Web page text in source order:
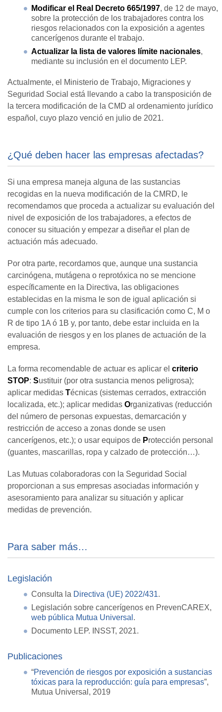
Modificar el Real Decreto 665/1997, de 12 de mayo,
sobre la protección de los trabajadores contra los
riesgos relacionados con la exposición a agentes
cancerígenos durante el trabajo.
Actualizar la lista de valores límite nacionales,
mediante su inclusión en el documento LEP.
Actualmente, el Ministerio de Trabajo, Migraciones y
Seguridad Social está llevando a cabo la transposición de
la tercera modificación de la CMD al ordenamiento jurídico
español, cuyo plazo venció en julio de 2021.
¿Qué deben hacer las empresas afectadas?
Si una empresa maneja alguna de las sustancias
recogidas en la nueva modificación de la CMRD, le
recomendamos que proceda a actualizar su evaluación del
nivel de exposición de los trabajadores, a efectos de
conocer su situación y empezar a diseñar el plan de
actuación más adecuado.
Por otra parte, recordamos que, aunque una sustancia
carcinógena, mutágena o reprotóxica no se mencione
específicamente en la Directiva, las obligaciones
establecidas en la misma le son de igual aplicación si
cumple con los criterios para su clasificación como C, M o
R de tipo 1A ó 1B y, por tanto, debe estar incluida en la
evaluación de riesgos y en los planes de actuación de la
empresa.
La forma recomendable de actuar es aplicar el criterio
STOP: Sustituir (por otra sustancia menos peligrosa);
aplicar medidas Técnicas (sistemas cerrados, extracción
localizada, etc.); aplicar medidas Organizativas (reducción
del número de personas expuestas, demarcación y
restricción de acceso a zonas donde se usen
cancerígenos, etc.); o usar equipos de Protección personal
(guantes, mascarillas, ropa y calzado de protección…).
Las Mutuas colaboradoras con la Seguridad Social
proporcionan a sus empresas asociadas información y
asesoramiento para analizar su situación y aplicar
medidas de prevención.
Para saber más…
Legislación
Consulta la Directiva (UE) 2022/431.
Legislación sobre cancerígenos en PrevenCAREX,
web pública Mutua Universal .
Documento LEP. INSST, 2021.
Publicaciones
“Prevención de riesgos por exposición a sustancias
tóxicas para la reproducción: guía para empresas”,
Mutua Universal, 2019